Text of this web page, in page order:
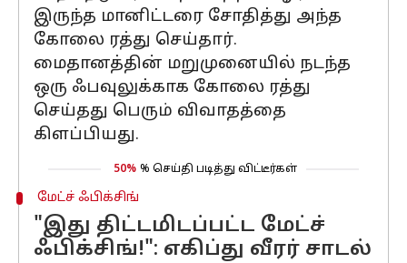
இருந்த மானிட்டரை சோதித்து அந்த
கோலை ரத்து செய்தார்.
மைதானத்தின் மறுமுனையில் நடந்த
ஒரு ஃபவுலுக்காக கோலை ரத்து
செய்தது பெரும் விவாதத்தை
கிளப்பியது.
50% % செய்தி படித்து விட்டீர்கள்
மேட்ச் ஃபிக்சிங்
"இது திட்டமிடப்பட்ட மேட்ச்
ஃபிக்சிங்!": எகிப்து வீரர் சாடல்